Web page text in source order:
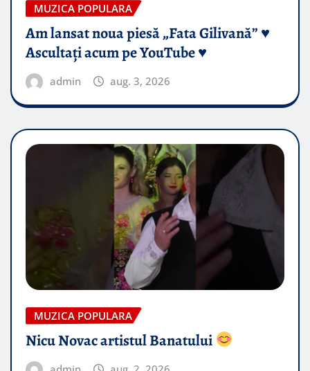
MUZICA POPULARA
Am lansat noua piesă „Fata Gilivană” ♥️
Ascultați acum pe YouTube ♥️
admin aug. 3, 2026
MUZICA POPULARA
Nicu Novac artistul Banatului